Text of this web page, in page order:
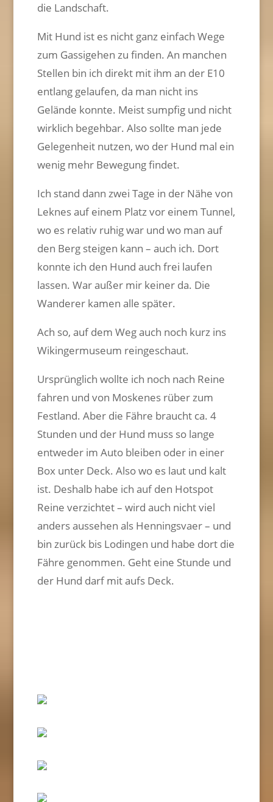
die Landschaft.
Mit Hund ist es nicht ganz einfach Wege
zum Gassigehen zu finden. An manchen
Stellen bin ich direkt mit ihm an der E10
entlang gelaufen, da man nicht ins
Gelände konnte. Meist sumpfig und nicht
wirklich begehbar. Also sollte man jede
Gelegenheit nutzen, wo der Hund mal ein
wenig mehr Bewegung findet.
Ich stand dann zwei Tage in der Nähe von
Leknes auf einem Platz vor einem Tunnel,
wo es relativ ruhig war und wo man auf
den Berg steigen kann – auch ich. Dort
konnte ich den Hund auch frei laufen
lassen. War außer mir keiner da. Die
Wanderer kamen alle später.
Ach so, auf dem Weg auch noch kurz ins
Wikingermuseum reingeschaut.
Ursprünglich wollte ich noch nach Reine
fahren und von Moskenes rüber zum
Festland. Aber die Fähre braucht ca. 4
Stunden und der Hund muss so lange
entweder im Auto bleiben oder in einer
Box unter Deck. Also wo es laut und kalt
ist. Deshalb habe ich auf den Hotspot
Reine verzichtet – wird auch nicht viel
anders aussehen als Henningsvaer – und
bin zurück bis Lodingen und habe dort die
Fähre genommen. Geht eine Stunde und
der Hund darf mit aufs Deck.